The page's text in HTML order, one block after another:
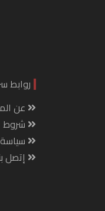
روابط
عن
شروط
إتصل